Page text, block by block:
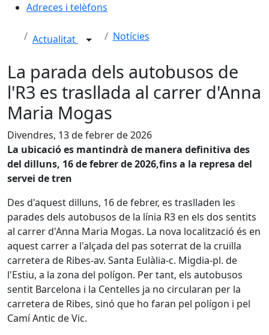
Adreces i telèfons
Actualitat Notícies
La parada dels autobusos de
l'R3 es trasllada al carrer d'Anna
Maria Mogas
Divendres, 13 de febrer de 2026
La ubicació es mantindrà de manera definitiva des
del dilluns, 16 de febrer de 2026,fins a la represa del
servei de tren
Des d'aquest dilluns, 16 de febrer, es traslladen les
parades dels autobusos de la línia R3 en els dos sentits
al carrer d'Anna Maria Mogas. La nova localització és en
aquest carrer a l'alçada del pas soterrat de la cruïlla
carretera de Ribes-av. Santa Eulàlia-c. Migdia-pl. de
l'Estiu, a la zona del polígon. Per tant, els autobusos
sentit Barcelona i la Centelles ja no circularan per la
carretera de Ribes, sinó que ho faran pel polígon i pel
Camí Antic de Vic.